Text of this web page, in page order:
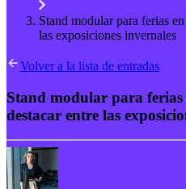
Stand modular para ferias
las exposiciones invernales
Volver a la lista de entradas
Stand modular para ferias
destacar entre las